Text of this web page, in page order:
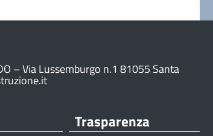
– Via Lussemburgo n.1 81055 Santa
Trasparenza